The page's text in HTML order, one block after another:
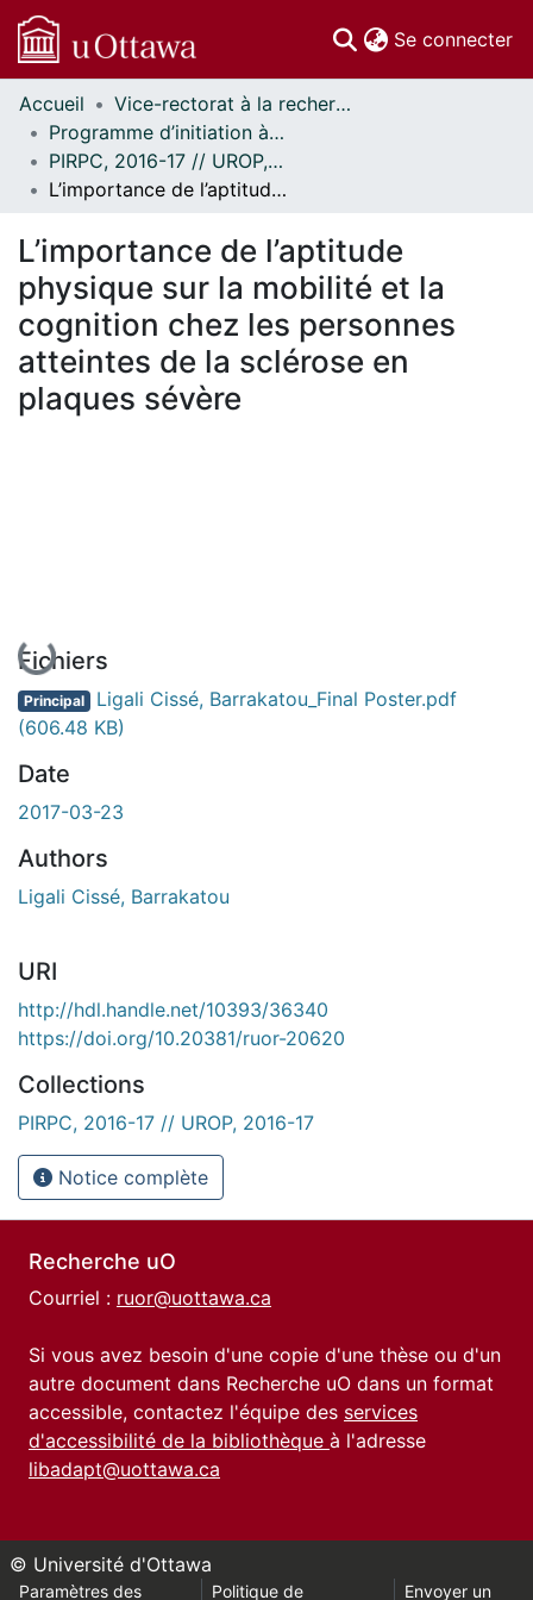
Se connecter
Communautés
et collections
Parcourir
Statistiques
À propos
Accueil
Vice-rectorat à la recherche // Office of the V-P, Research
Programme d’initiation à la recherche au premier cycle (PIRPC) // Undergraduate Research Opportunity Program (UROP)
PIRPC, 2016-17 // UROP, 2016-17
L’importance de l’aptitude physique sur la mobilité et la cognition chez les personnes atteintes de la sclérose en plaques sévère
L’importance de l’aptitude
physique sur la mobilité et la
cognition chez les personnes
atteintes de la sclérose en
plaques sévère
Fichiers
Principal Ligali Cissé, Barrakatou_Final Poster.pdf
(606.48 KB)
Date
2017-03-23
Authors
Ligali Cissé, Barrakatou
URI
http://hdl.handle.net/10393/36340
https://doi.org/10.20381/ruor-20620
Collections
PIRPC, 2016-17 // UROP, 2016-17
Notice complète
Recherche uO
Courriel : ruor@uottawa.ca
Si vous avez besoin d'une copie d'une thèse ou d'un
autre document dans Recherche uO dans un format
accessible, contactez l'équipe des services
d'accessibilité de la bibliothèque à l'adresse
libadapt@uottawa.ca
© Université d'Ottawa
Paramètres des Politique de Envoyer un